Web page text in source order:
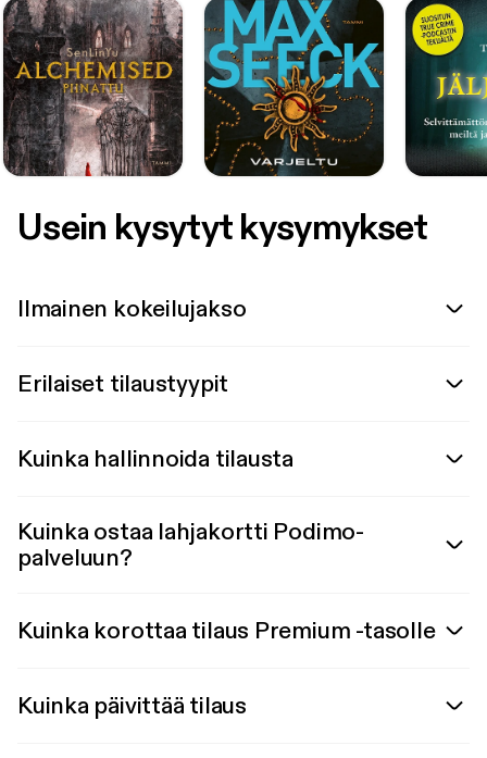
Usein kysytyt kysymykset
Ilmainen kokeilujakso
Erilaiset tilaustyypit
Kuinka hallinnoida tilausta
Kuinka ostaa lahjakortti Podimo-
palveluun?
Kuinka korottaa tilaus Premium -tasolle
Kuinka päivittää tilaus